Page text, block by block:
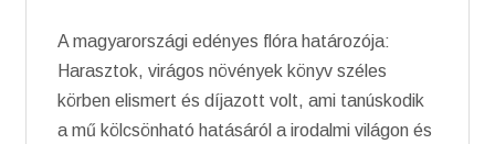
A magyarországi edényes flóra határozója:
Harasztok, virágos növények könyv széles
körben elismert és díjazott volt, ami tanúskodik
a mű kölcsönható hatásáról a irodalmi világon és